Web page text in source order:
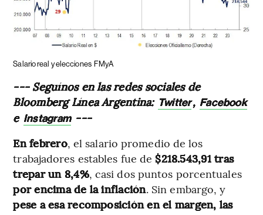
Salario real y elecciones FMyA
--- Seguínos en las redes sociales de
Bloomberg Línea Argentina: Twitter, Facebook
e Instagram ---
En febrero, el salario promedio de los
trabajadores estables fue de$218.543,91 tras
trepar un 8,4%, casi dos puntos porcentuales
por encima de la inflación. Sin embargo, y
pese a esa recomposición en el margen, las